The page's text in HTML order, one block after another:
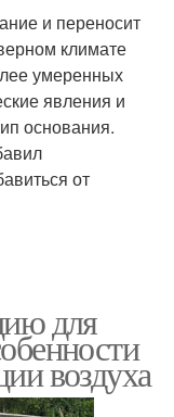
и переносит
климате
умеренных
явления и
основания.
от
для
воздуха